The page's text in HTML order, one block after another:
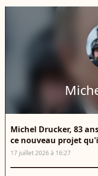
Michel Drucker, 83
ce nouveau projet
17 juillet 2026 à 16:27